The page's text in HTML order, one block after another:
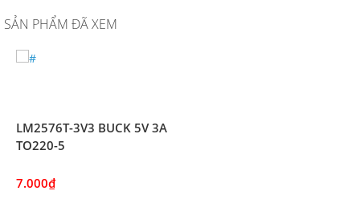
SẢN PHẨM ĐÃ XEM
LM2576T-3V3 BUCK 5V 3A
TO220-5
7.000₫